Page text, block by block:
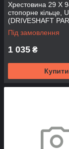
Хрестовина 29 X
стопорне кільце,
(DRIVESHAFT
Під замовлення
1 035 ₴
Купити